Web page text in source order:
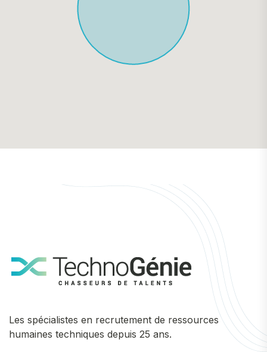
Les spécialistes en recrutement de ressources
humaines techniques depuis 25 ans.